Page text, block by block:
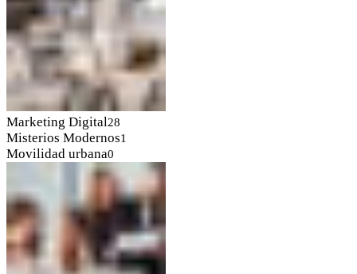
Marketing Digital28
Misterios Modernos1
Movilidad urbana0